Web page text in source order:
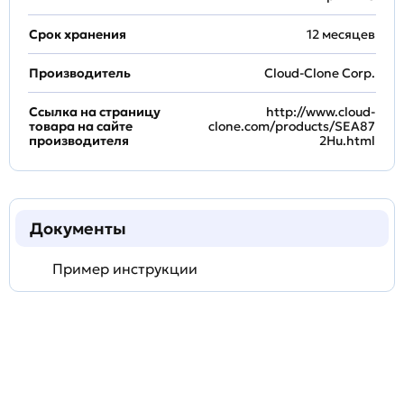
Срок хранения 12 месяцев
Производитель Cloud-Clone Corp.
Ссылка на страницу
товара на сайте
производителя
http://www.cloud-
clone.com/products/SEA87
2Hu.html
Документы
Пример инструкции